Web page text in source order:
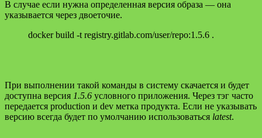
В случае если нужна определенная версия образа — она
указывается через двоеточие.
docker build -t registry.gitlab.com/user/repo:1.5.6 .
При выполнении такой команды в систему скачается и будет
доступна версия 1.5.6 условного приложения. Через тэг часто
передается production и dev метка продукта. Если не указывать
версию всегда будет по умолчанию использоваться latest.